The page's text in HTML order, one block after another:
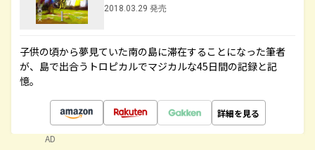
2018.03.29 発売
子供の頃から夢見ていた南の島に滞在することになった筆者
が、島で出合うトロピカルでマジカルな45日間の記録と記
憶。
詳細を見る
AD